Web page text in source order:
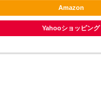
Amazon
Yahooショッピング